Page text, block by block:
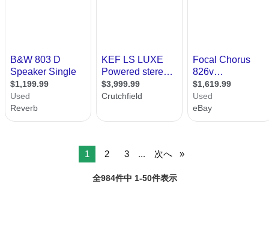
1 2 3 ... 次へ
全984件中 1-50件表示